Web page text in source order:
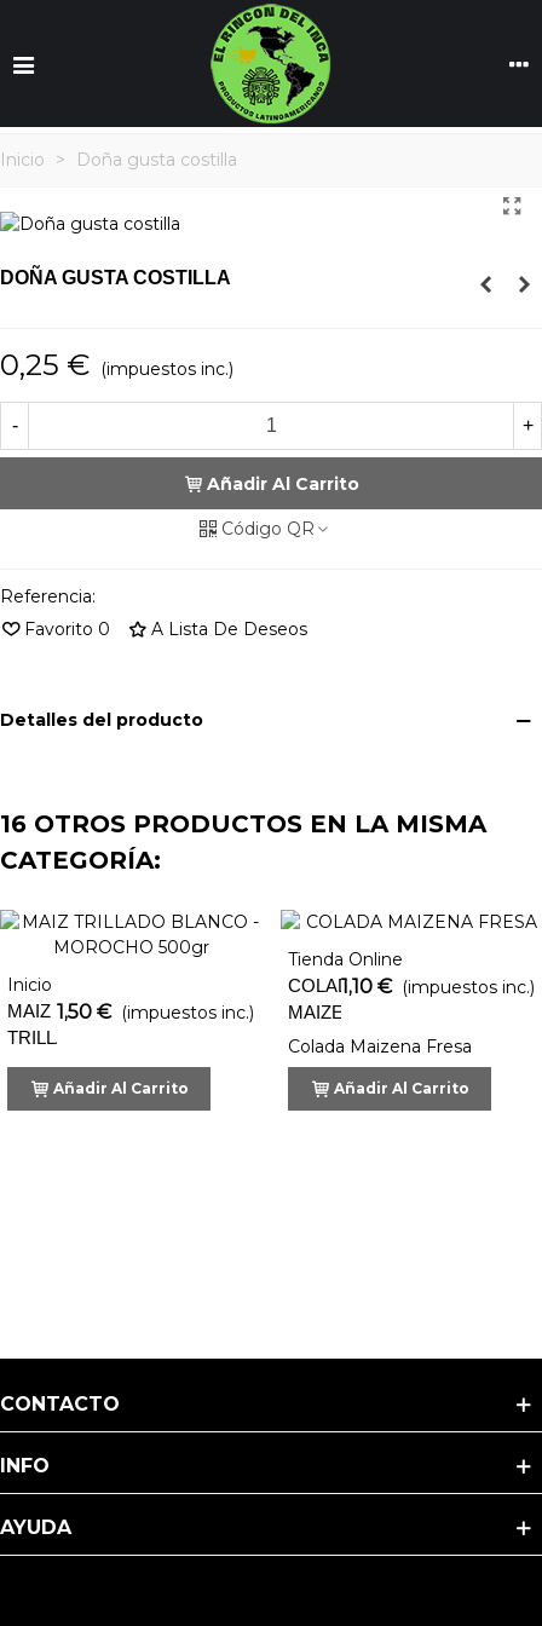
Inicio > Doña gusta costilla
DOÑA GUSTA COSTILLA
0,25 € (impuestos inc.)
- +
Añadir Al Carrito
Código QR
Referencia:
Favorito 0 A Lista De Deseos
Detalles del producto
16 OTROS PRODUCTOS EN LA MISMA
CATEGORÍA:
Inicio
MAIZ
TRILLADO
BLANCO
MOROCHO
1,50 € (impuestos inc.)
Añadir Al Carrito
Tienda Online
COLADA
MAIZENA
FRESA
1,10 € (impuestos inc.)
Colada Maizena Fresa
Añadir Al Carrito
CONTACTO
INFO
AYUDA